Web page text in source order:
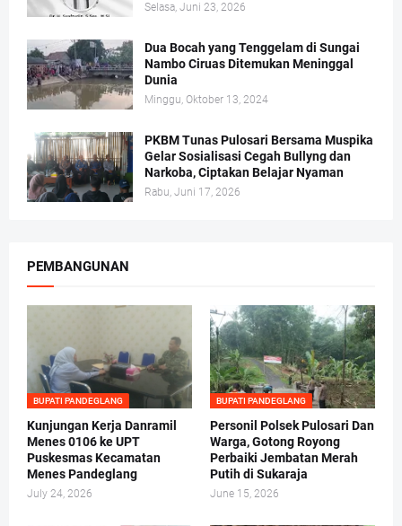
Selasa, Juni 23, 2026
Dua Bocah yang Tenggelam di Sungai
Nambo Ciruas Ditemukan Meninggal
Dunia
Minggu, Oktober 13, 2024
PKBM Tunas Pulosari Bersama Muspika
Gelar Sosialisasi Cegah Bullyng dan
Narkoba, Ciptakan Belajar Nyaman
Rabu, Juni 17, 2026
PEMBANGUNAN
BUPATI PANDEGLANG
Kunjungan Kerja Danramil
Menes 0106 ke UPT
Puskesmas Kecamatan
Menes Pandeglang
July 24, 2026
BUPATI PANDEGLANG
Personil Polsek Pulosari Dan
Warga, Gotong Royong
Perbaiki Jembatan Merah
Putih di Sukaraja
June 15, 2026